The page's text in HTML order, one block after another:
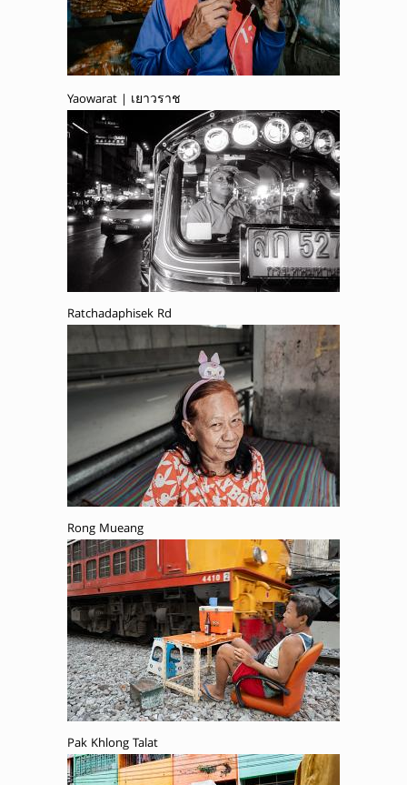
Yaowarat | เยาวราช
Ratchadaphisek Rd
Rong Mueang
Pak Khlong Talat